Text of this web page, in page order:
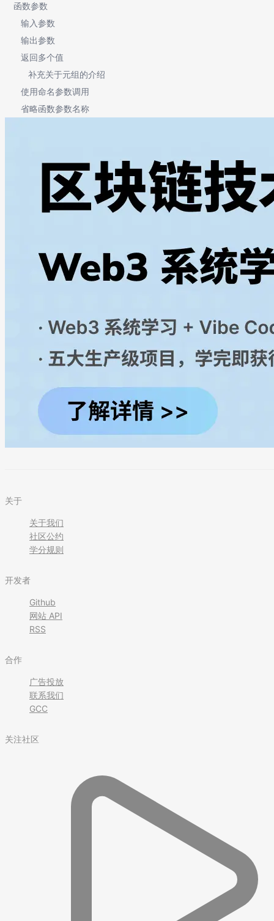
函数参数
输入参数
输出参数
返回多个值
补充关于元组的介绍
使用命名参数调用
省略函数参数名称
关于
关于我们
社区公约
学分规则
开发者
Github
网站 API
RSS
合作
广告投放
联系我们
GCC
关注社区